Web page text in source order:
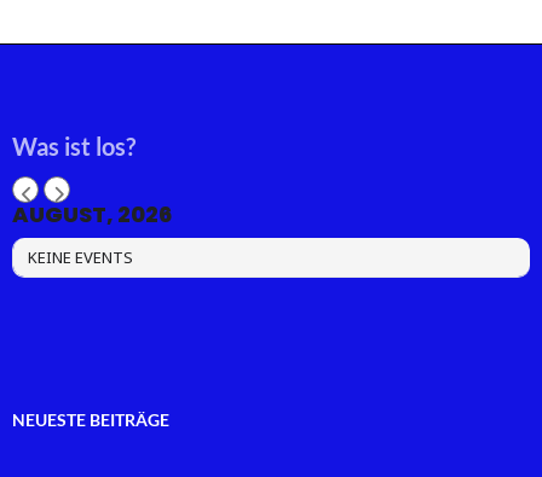
Was ist los?
AUGUST, 2026
KEINE EVENTS
NEUESTE BEITRÄGE